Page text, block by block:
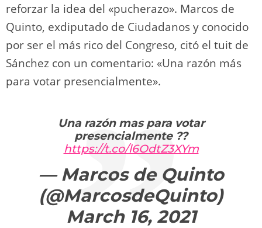
reforzar la idea del «pucherazo». Marcos de
Quinto, exdiputado de Ciudadanos y conocido
por ser el más rico del Congreso, citó el tuit de
Sánchez con un comentario: «Una razón más
para votar presencialmente».
Una razón mas para votar
presencialmente ??
https://t.co/l6OdtZ3XYm
— Marcos de Quinto
(@MarcosdeQuinto)
March 16, 2021